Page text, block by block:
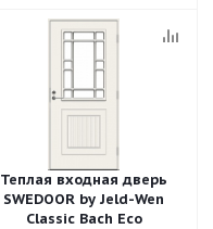
Теплая входная дверь
SWEDOOR by Jeld-Wen
Classic Bach Eco